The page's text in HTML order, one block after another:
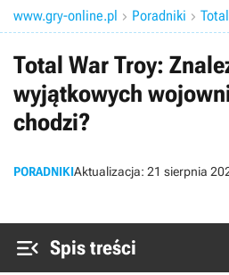
www.gry-online.pl  Poradniki 
Total War Troy:
wyjątkowych
chodzi?
PORADNIKIAktualizacja: 21 sierpnia
 Spis treści